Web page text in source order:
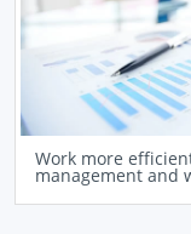
Work more
management and